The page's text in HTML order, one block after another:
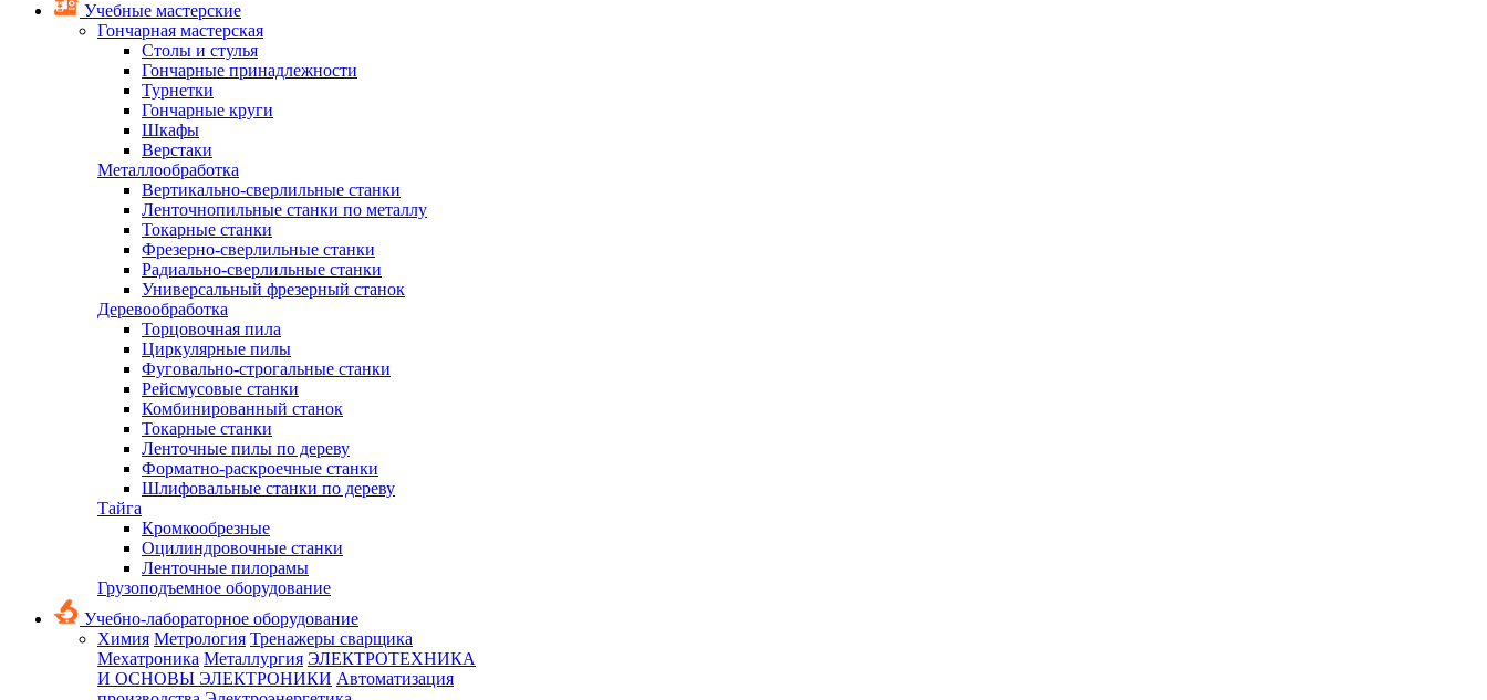
Учебные мастерские
Гончарная мастерская
Столы и стулья
Гончарные принадлежности
Турнетки
Гончарные круги
Шкафы
Верстаки
Металлообработка
Вертикально-сверлильные станки
Ленточнопильные станки по металлу
Токарные станки
Фрезерно-сверлильные станки
Радиально-сверлильные станки
Универсальный фрезерный станок
Деревообработка
Торцовочная пила
Циркулярные пилы
Фуговально-строгальные станки
Рейсмусовые станки
Комбинированный станок
Токарные станки
Ленточные пилы по дереву
Форматно-раскроечные станки
Шлифовальные станки по дереву
Тайга
Кромкообрезные
Оцилиндровочные станки
Ленточные пилорамы
Грузоподъемное оборудование
Учебно-лабораторное оборудование
Химия Метрология Тренажеры сварщика
Мехатроника Металлургия ЭЛЕКТРОТЕХНИКА
И ОСНОВЫ ЭЛЕКТРОНИКИ Автоматизация